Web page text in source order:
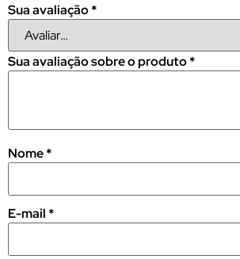
Sua avaliação*
Sua avaliação sobre o produto*
Nome*
E-mail *